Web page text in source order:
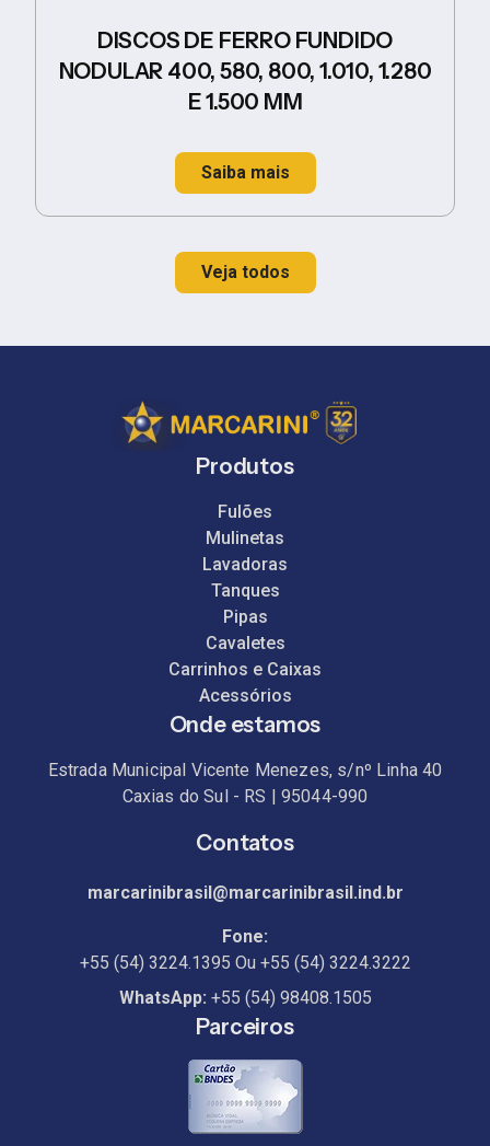
DISCOS DE FERRO FUNDIDO
NODULAR 400, 580, 800, 1.010, 1.280
E 1.500 MM
Saiba mais
Veja todos
Produtos
Fulões
Mulinetas
Lavadoras
Tanques
Pipas
Cavaletes
Carrinhos e Caixas
Acessórios
Onde estamos
Estrada Municipal Vicente Menezes, s/nº Linha 40
Caxias do Sul - RS | 95044-990
Contatos
marcarinibrasil@marcarinibrasil.ind.br
Fone:
+55 (54) 3224.1395 Ou +55 (54) 3224.3222
WhatsApp: +55 (54) 98408.1505
Parceiros